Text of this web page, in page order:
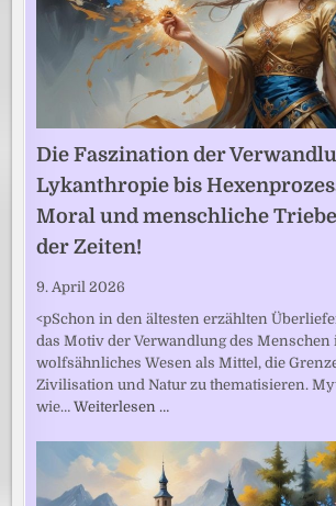
Die Faszination der
Lykanthropie bis
Moral und menschliche
der Zeiten!
9. April 2026
<pSchon in den ältesten erzählten
das Motiv der Verwandlung des Menschen
wolfsähnliches Wesen als Mittel, die
Zivilisation und Natur zu thematisieren.
wie…Weiterlesen …